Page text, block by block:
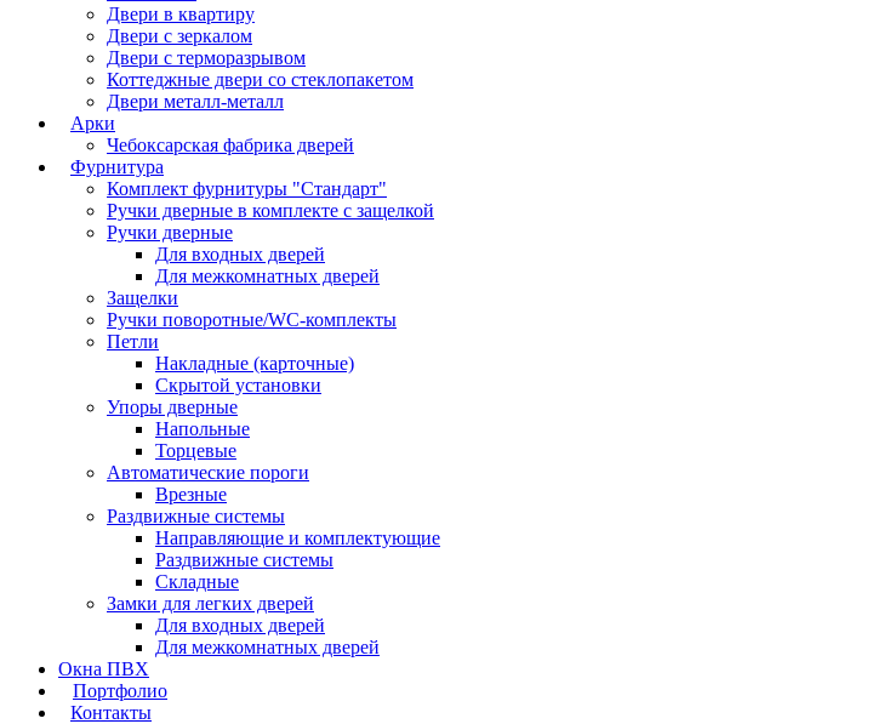
Двери в квартиру
Двери с зеркалом
Двери с терморазрывом
Коттеджные двери со стеклопакетом
Двери металл-металл
Арки
Чебоксарская фабрика дверей
Фурнитура
Комплект фурнитуры "Стандарт"
Ручки дверные в комплекте с защелкой
Ручки дверные
Для входных дверей
Для межкомнатных дверей
Защелки
Ручки поворотные/WC-комплекты
Петли
Накладные (карточные)
Скрытой установки
Упоры дверные
Напольные
Торцевые
Автоматические пороги
Врезные
Раздвижные системы
Направляющие и комплектующие
Раздвижные системы
Складные
Замки для легких дверей
Для входных дверей
Для межкомнатных дверей
Окна ПВХ
Портфолио
Контакты